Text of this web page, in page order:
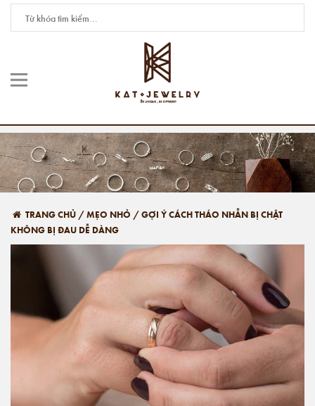
TRANG CHỦ /MẸO NHỎ /GỢI Ý CÁCH THÁO NHẪN BỊ CHẬT
KHÔNG BỊ ĐAU DỄ DÀNG